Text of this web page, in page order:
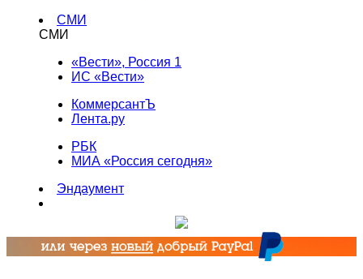
СМИ
СМИ
«Вести», Россия 1
ИС «Вести»
КоммерсантЪ
Лента.ру
РБК
МИА «Россия сегодня»
Эндаумент